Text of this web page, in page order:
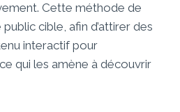
Cette méthode de
cible, afin d’attirer des
interactif pour
qui les amène à découvrir